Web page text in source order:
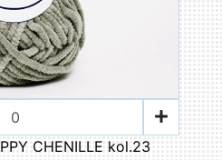
CHENILLE kol.23